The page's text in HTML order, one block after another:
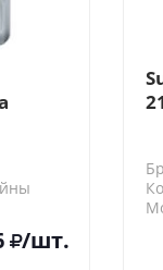
/шт.